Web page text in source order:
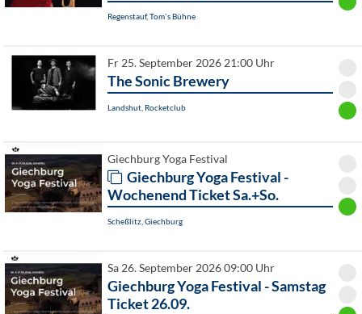
Regenstauf, Tom`s Bühne
Fr 25. September 2026 21:00 Uhr
The Sonic Brewery
Landshut, Rocketclub
Giechburg Yoga Festival
Giechburg Yoga Festival -
Wochenend Ticket Sa.+So.
Scheßlitz, Giechburg
Sa 26. September 2026 09:00 Uhr
Giechburg Yoga Festival - Samstag
Ticket 26.09.